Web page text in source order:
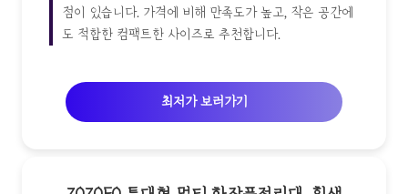
점이 있습니다. 가격에 비해 만족도가 높고, 작은 공간에
도 적합한 컴팩트한 사이즈로 추천합니다.
최저가 보러가기